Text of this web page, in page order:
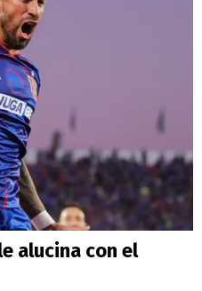
alucina con el